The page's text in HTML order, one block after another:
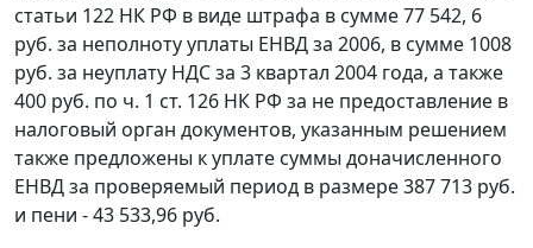
статьи 122 НК РФ в виде штрафа в сумме 77 542, 6
руб. за неполноту уплаты ЕНВД за 2006, в сумме 1008
руб. за неуплату НДС за 3 квартал 2004 года, а также
400 руб. по ч. 1 ст. 126 НК РФ за не предоставление в
налоговый орган документов, указанным решением
также предложены к уплате суммы доначисленного
ЕНВД за проверяемый период в размере 387 713 руб.
и пени - 43 533,96 руб.